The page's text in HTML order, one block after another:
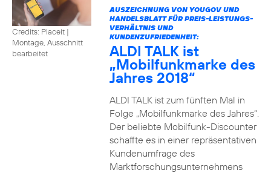
Credits: Placeit |
Montage, Ausschnitt
bearbeitet
AUSZEICHNUNG VON YOUGOV UND
HANDELSBLATT FÜR PREIS-LEISTUNGS-
VERHÄLTNIS UND
KUNDENZUFRIEDENHEIT:
ALDI TALK ist
„Mobilfunkmarke des
Jahres 2018“
ALDI TALK ist zum fünften Mal in
Folge „Mobilfunkmarke des Jahres“.
Der beliebte Mobilfunk-Discounter
schaffte es in einer repräsentativen
Kundenumfrage des
Marktforschungsunternehmens